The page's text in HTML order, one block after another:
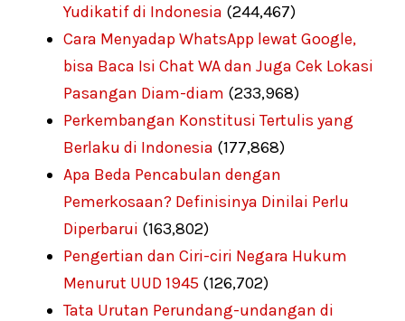
Yudikatif di Indonesia (244,467)
Cara Menyadap WhatsApp lewat Google,
bisa Baca Isi Chat WA dan Juga Cek Lokasi
Pasangan Diam-diam (233,968)
Perkembangan Konstitusi Tertulis yang
Berlaku di Indonesia (177,868)
Apa Beda Pencabulan dengan
Pemerkosaan? Definisinya Dinilai Perlu
Diperbarui (163,802)
Pengertian dan Ciri-ciri Negara Hukum
Menurut UUD 1945 (126,702)
Tata Urutan Perundang-undangan di